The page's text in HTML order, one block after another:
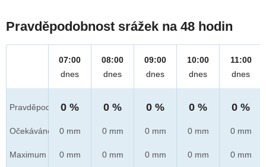
Pravděpodobnost srážek na 48 hodin
Pravděpod.
Očekáváno
Maximum
07:00
dnes
0 %
0 mm
0 mm
08:00
dnes
0 %
0 mm
0 mm
09:00
dnes
0 %
0 mm
0 mm
10:00
dnes
0 %
0 mm
0 mm
11:00
dnes
0 %
0 mm
0 mm